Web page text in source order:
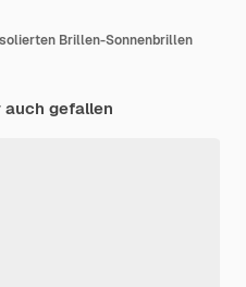
Brillen-Sonnenbrillen
auch gefallen